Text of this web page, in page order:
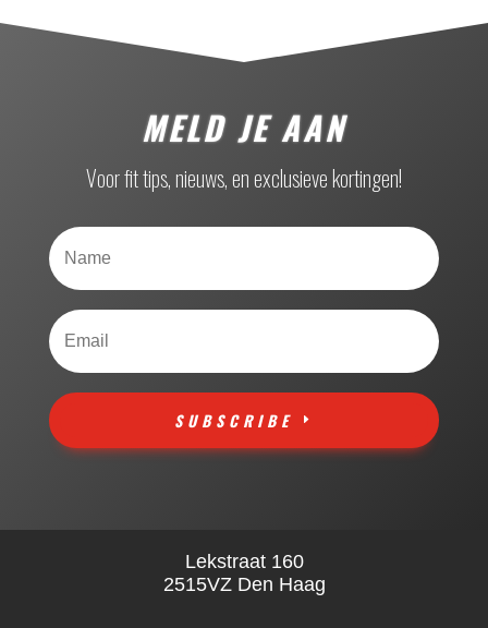
MELD JE AAN
Voor fit tips, nieuws, en exclusieve kortingen!
SUBSCRIBE
Lekstraat 160
2515VZ Den Haag